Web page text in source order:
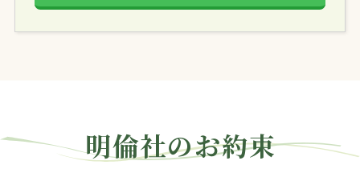
明倫社のお約束